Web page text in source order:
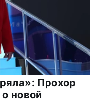
Прохор
новой